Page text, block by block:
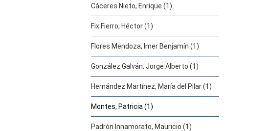
Cáceres Nieto, Enrique (1)
Fix Fierro, Héctor (1)
Flores Mendoza, Imer Benjamín (1)
González Galván, Jorge Alberto (1)
Hernández Martínez, María del Pilar (1)
Montes, Patricia (1)
Padrón Innamorato, Mauricio (1)